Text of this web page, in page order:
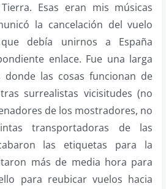
Esas eran mis músicas
la cancelación del vuelo
debía unirnos a España
enlace. Fue una larga
las cosas funcionan de
surrealistas vicisitudes (no
de los mostradores, no
transportadoras de las
las etiquetas para la
más de media hora para
para reubicar vuelos hacia